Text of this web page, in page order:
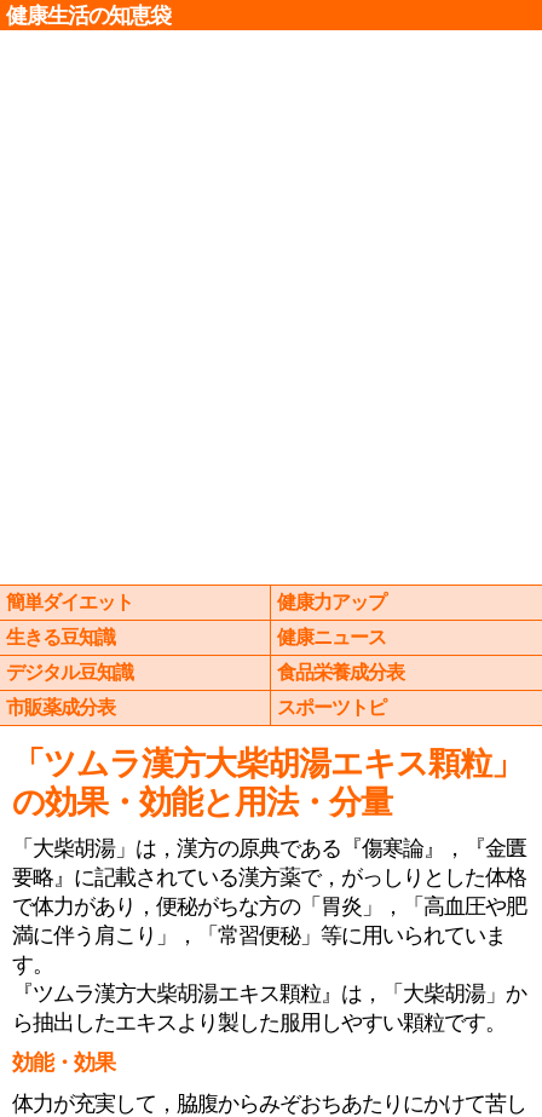
健康生活の知恵袋
簡単ダイエット
健康力アップ
生きる豆知識
健康ニュース
デジタル豆知識
食品栄養成分表
市販薬成分表
スポーツトピ
「ツムラ漢方大柴胡湯エキス顆粒」
の効果・効能と用法・分量
「大柴胡湯」は，漢方の原典である『傷寒論』，『金匱
要略』に記載されている漢方薬で，がっしりとした体格
で体力があり，便秘がちな方の「胃炎」，「高血圧や肥
満に伴う肩こり」，「常習便秘」等に用いられていま
す。
『ツムラ漢方大柴胡湯エキス顆粒』は，「大柴胡湯」か
ら抽出したエキスより製した服用しやすい顆粒です。
効能・効果
体力が充実して，脇腹からみぞおちあたりにかけて苦し